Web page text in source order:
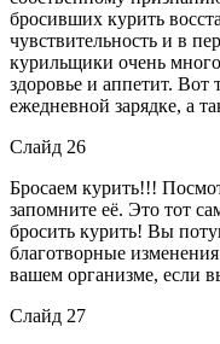
бросивших курить
чувствительность и в
курильщики очень
здоровье и аппетит. Вот
ежедневной зарядке, а
Слайд 26
Бросаем курить!!!
запомните её. Это тот
бросить курить! Вы
благотворные
вашем организме, если
Слайд 27